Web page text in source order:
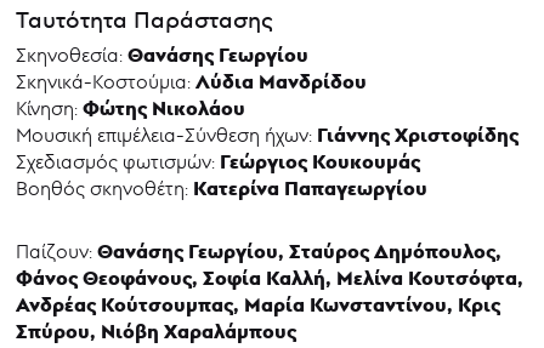
Ταυτότητα Παράστασης
Σκηνοθεσία:Θανάσης Γεωργίου
Σκηνικά-Κοστούμια:Λύδια Μανδρίδου
Κίνηση:Φώτης Νικολάου
Μουσική επιμέλεια-Σύνθεση ήχων: Γιάννης Χριστοφίδης
Σχεδιασμός φωτισμών: Γεώργιος Κουκουμάς
Βοηθός σκηνοθέτη: Κατερίνα Παπαγεωργίου
Παίζουν:Θανάσης Γεωργίου, Σταύρος Δημόπουλος,
Φάνος Θεοφάνους, Σοφία Καλλή, Μελίνα Κουτσόφτα,
Ανδρέας Κούτσουμπας, Μαρία Κωνσταντίνου, Κρις
Σπύρου, Νιόβη Χαραλάμπους